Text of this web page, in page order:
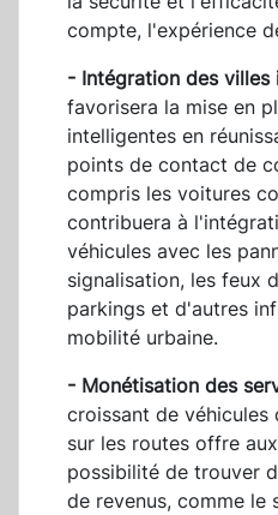
compte, l'expérience
- Intégration des villes
favorisera la mise en
intelligentes en
points de contact de
compris les voitures
contribuera à
véhicules avec les
signalisation, les feux
parkings et d'autres
mobilité urbaine.
- Monétisation des
croissant de véhicules
sur les routes offre
possibilité de trouver
de revenus, comme le